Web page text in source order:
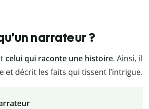
narrateur ?
celui qui raconte une histoire. Ainsi, il
et décrit les faits qui tissent l’intrigue.